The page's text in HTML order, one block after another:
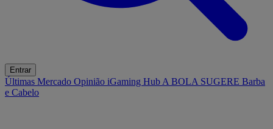
Entrar
Últimas Mercado Opinião iGaming Hub A BOLA SUGERE Barba
e Cabelo